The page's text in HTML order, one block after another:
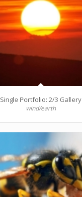
Single Portfolio: 2/3 Gallery
wind/earth